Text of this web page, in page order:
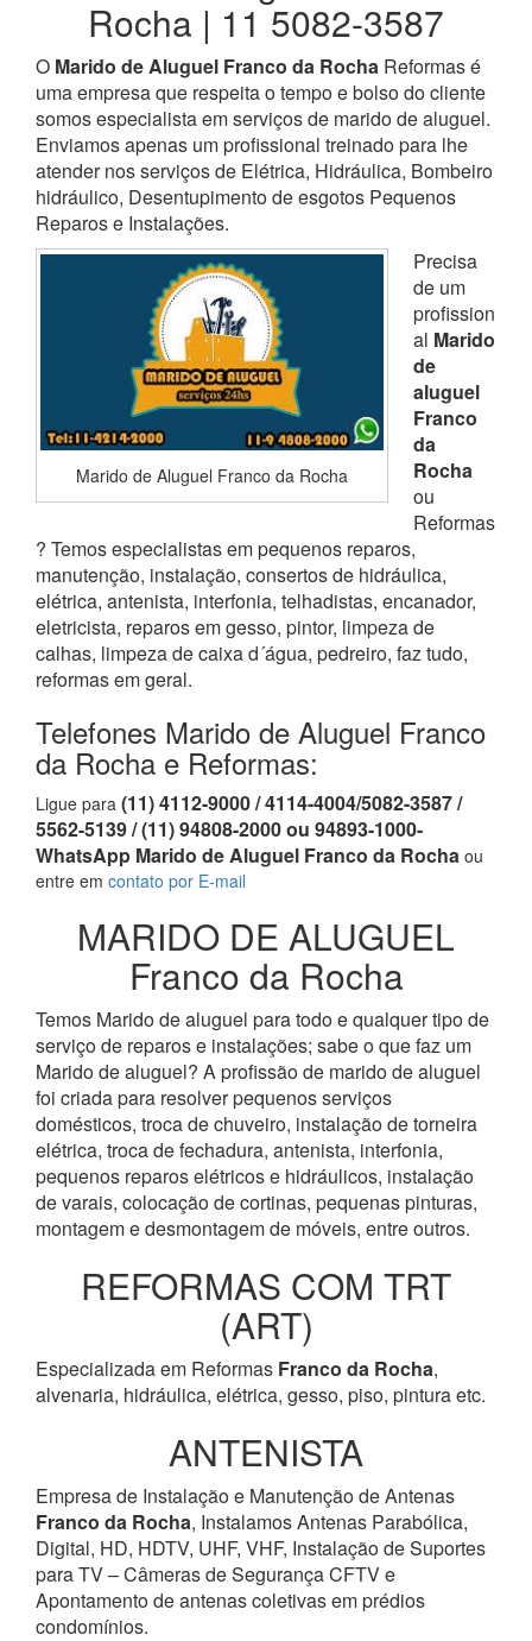
Rocha | 11 5082-3587
O Marido de Aluguel Franco da Rocha Reformas é
uma empresa que respeita o tempo e bolso do cliente
somos especialista em serviços de marido de aluguel.
Enviamos apenas um profissional treinado para lhe
atender nos serviços de Elétrica, Hidráulica, Bombeiro
hidráulico, Desentupimento de esgotos Pequenos
Reparos e Instalações.
Marido de Aluguel Franco da Rocha
Precisa
de um
profission
al Marido
de
aluguel
Franco
da
Rocha
ou
Reformas
? Temos especialistas em pequenos reparos,
manutenção, instalação, consertos de hidráulica,
elétrica, antenista, interfonia, telhadistas, encanador,
eletricista, reparos em gesso, pintor, limpeza de
calhas, limpeza de caixa d´água, pedreiro, faz tudo,
reformas em geral.
Telefones Marido de Aluguel Franco
da Rocha e Reformas:
Ligue para (11) 4112-9000 / 4114-4004/5082-3587 /
5562-5139 / (11) 94808-2000 ou 94893-1000-
WhatsApp Marido de Aluguel Franco da Rocha ou
entre em contato por E-mail
MARIDO DE ALUGUEL
Franco da Rocha
Temos Marido de aluguel para todo e qualquer tipo de
serviço de reparos e instalações; sabe o que faz um
Marido de aluguel? A profissão de marido de aluguel
foi criada para resolver pequenos serviços
domésticos, troca de chuveiro, instalação de torneira
elétrica, troca de fechadura, antenista, interfonia,
pequenos reparos elétricos e hidráulicos, instalação
de varais, colocação de cortinas, pequenas pinturas,
montagem e desmontagem de móveis, entre outros.
REFORMAS COM TRT
(ART)
Especializada em Reformas Franco da Rocha,
alvenaria, hidráulica, elétrica, gesso, piso, pintura etc.
ANTENISTA
Empresa de Instalação e Manutenção de Antenas
Franco da Rocha, Instalamos Antenas Parabólica,
Digital, HD, HDTV, UHF, VHF, Instalação de Suportes
para TV – Câmeras de Segurança CFTV e
Apontamento de antenas coletivas em prédios
condomínios.